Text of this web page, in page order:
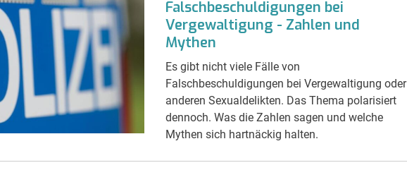
Falschbeschuldigungen bei
Vergewaltigung - Zahlen und
Mythen
Es gibt nicht viele Fälle von
Falschbeschuldigungen bei Vergewaltigung oder
anderen Sexualdelikten. Das Thema polarisiert
dennoch. Was die Zahlen sagen und welche
Mythen sich hartnäckig halten.